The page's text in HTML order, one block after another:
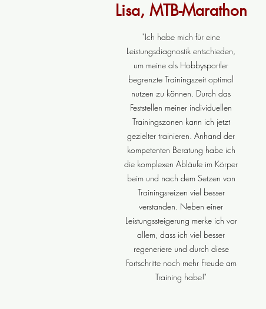
Lisa, MTB-Marathon
"Ich habe mich für eine
Leistungsdiagnostik entschieden,
um meine als Hobbysportler
begrenzte Trainingszeit optimal
nutzen zu können. Durch das
Feststellen meiner individuellen
Trainingszonen kann ich jetzt
gezielter trainieren. Anhand der
kompetenten Beratung habe ich
die komplexen Abläufe im Körper
beim und nach dem Setzen von
Trainingsreizen viel besser
verstanden. Neben einer
Leistungssteigerung merke ich vor
allem, dass ich viel besser
regeneriere und durch diese
Fortschritte noch mehr Freude am
Training habe!"